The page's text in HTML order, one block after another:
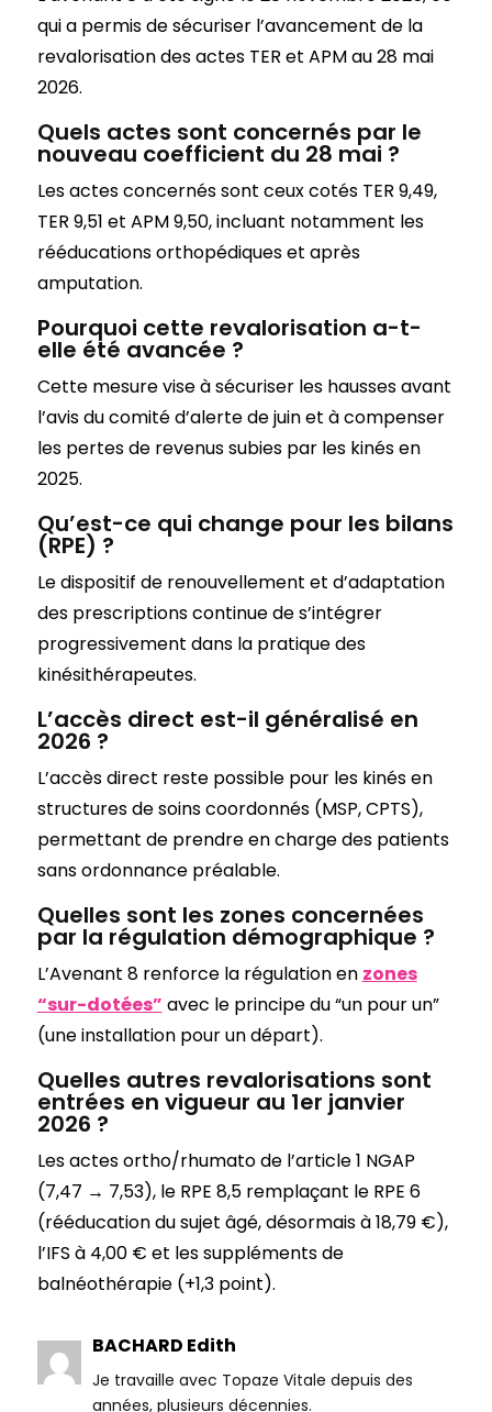
qui a permis de sécuriser l’avancement de la
revalorisation des actes TER et APM au 28 mai
2026.
Quels actes sont concernés par le
nouveau coefficient du 28 mai ?
Les actes concernés sont ceux cotés TER 9,49,
TER 9,51 et APM 9,50, incluant notamment les
rééducations orthopédiques et après
amputation.
Pourquoi cette revalorisation a-t-
elle été avancée ?
Cette mesure vise à sécuriser les hausses avant
l’avis du comité d’alerte de juin et à compenser
les pertes de revenus subies par les kinés en
2025.
Qu’est-ce qui change pour les bilans
(RPE) ?
Le dispositif de renouvellement et d’adaptation
des prescriptions continue de s’intégrer
progressivement dans la pratique des
kinésithérapeutes.
L’accès direct est-il généralisé en
2026 ?
L’accès direct reste possible pour les kinés en
structures de soins coordonnés (MSP, CPTS),
permettant de prendre en charge des patients
sans ordonnance préalable.
Quelles sont les zones concernées
par la régulation démographique ?
L’Avenant 8 renforce la régulation en zones
“sur-dotées” avec le principe du “un pour un”
(une installation pour un départ).
Quelles autres revalorisations sont
entrées en vigueur au 1er janvier
2026 ?
Les actes ortho/rhumato de l’article 1 NGAP
(7,47 → 7,53), le RPE 8,5 remplaçant le RPE 6
(rééducation du sujet âgé, désormais à 18,79 €),
l’IFS à 4,00 € et les suppléments de
balnéothérapie (+1,3 point).
BACHARD Edith
Je travaille avec Topaze Vitale depuis des
années, plusieurs décennies.